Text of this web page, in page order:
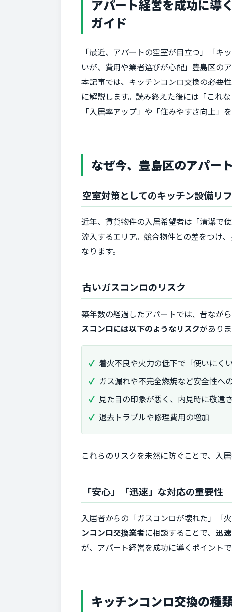
アパート経営を成功に導
ガイド
「最近、アパートの空室が目立つ」「
いが、費用や業者選びが心配」――豊島区
本記事では、キッチンコンロ交換の必要
に解説します。読み終えた後には「これ
「入居率アップ」や「住みやすさ向上」
なぜ今、豊島区のアパー
空室対策としてのキッチン設備リ
近年、賃貸物件の入居希望者は「清潔で
流入するエリア。競合物件との差をつけ
なります。
古いガスコンロのリスク
築年数の経過したアパートでは、昔なが
スコンロには以下のようなリスクがありま
着火不良や火力の低下で「使いにく
ガス漏れや不完全燃焼など安全性へ
見た目の印象が悪く、内見時に敬遠
退去トラブルや修理費用の増加
これらのリスクを未然に防ぐことで、入
「安心」「迅速」な対応の重要性
入居者からの「ガスコンロが壊れた」「
ンコンロ交換業者に相談することで、 迅
が、アパート経営を成功に導くポイントで
キッチンコンロ交換の種